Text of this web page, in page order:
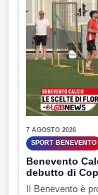
7 AGOSTO 2026
SPORT BENEVENTO
Benevento
debutto di
Il Benevento è